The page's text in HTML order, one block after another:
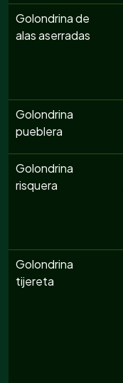
Golondrina de
alas aserradas
Golondrina
pueblera
Golondrina
risquera
Golondrina
tijereta